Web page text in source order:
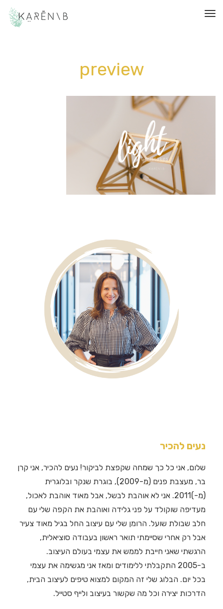
תפריט
preview
נעים להכיר
שלום, אני כל כך שמחה שקפצת לביקור! נעים להכיר, אני קרן
בר, מעצבת פנים (מ-2009), בוגרת שנקר ובלוגרית
(מ-)2011. אני לא אוהבת לבשל, אבל מאוד אוהבת לאכול,
מעדיפה שוקולד על פני גלידה ואוהבת את הקפה שלי עם
חלב שבולת שועל. הרומן שלי עם עיצוב החל בגיל מאוד צעיר
אבל רק אחרי שסיימתי תואר ראשון בעבודה סוציאלית,
הרגשתי שאני חייבת לממש את עצמי בעולם העיצוב.
ב-2005 התקבלתי ללימודים ומאז אני מגשימה את עצמי
בכל יום. הבלוג שלי זה המקום למצוא טיפים לעיצוב הבית,
הדרכות יצירה וכל מה שקשור בעיצוב ולייף סטייל.